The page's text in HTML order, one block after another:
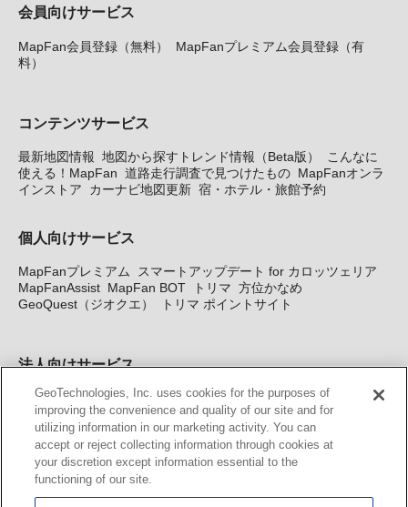
会員向けサービス
MapFan会員登録（無料）
MapFanプレミアム会員登録（有
料）
コンテンツサービス
最新地図情報 地図から探すトレンド情報（Beta版）
こんなに
使える！MapFan 道路走行調査で見つけたもの MapFanオンラ
インストア
カーナビ地図更新 宿・ホテル・旅館予約
個人向けサービス
MapFanプレミアム
スマートアップデート for カロッツェリア
MapFanAssist MapFan BOT トリマ 方位かなめ
GeoQuest（ジオクエ）
トリマ ポイントサイト
法人向けサービス
法人向け地図・位置情報サービス WEBサイト・システム向け地
図API Windows PC向け地図開発キット MapFan DB 住所確認
サービス
MAP WORLD+ トリマ広告 Geo-Research
カーナビ地図更新サービス
GeoTechnologies, Inc. uses cookies for the purposes of
improving the convenience and quality of our site and for
utilizing information in our marketing activity. You can
accept or reject collecting information through cookies at
your discretion except information essential to the
functioning of our site.